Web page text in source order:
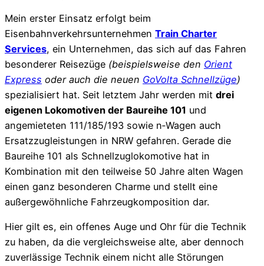
Mein erster Einsatz erfolgt beim
Eisenbahnverkehrsunternehmen Train Charter
Services, ein Unternehmen, das sich auf das Fahren
besonderer Reisezüge (beispielsweise den Orient
Express oder auch die neuen GoVolta Schnellzüge)
spezialisiert hat. Seit letztem Jahr werden mit drei
eigenen Lokomotiven der Baureihe 101 und
angemieteten 111/185/193 sowie n‑Wagen auch
Ersatzzugleistungen in NRW gefahren. Gerade die
Baureihe 101 als Schnellzuglokomotive hat in
Kombination mit den teilweise 50 Jahre alten Wagen
einen ganz besonderen Charme und stellt eine
außergewöhnliche Fahrzeugkomposition dar.
Hier gilt es, ein offenes Auge und Ohr für die Technik
zu haben, da die vergleichsweise alte, aber dennoch
zuverlässige Technik einem nicht alle Störungen